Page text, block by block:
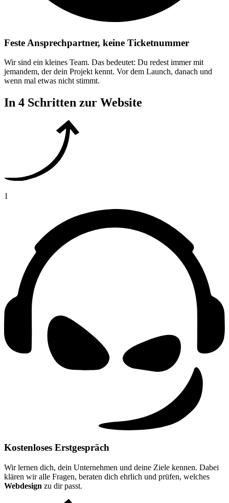
Feste Ansprechpartner, keine Ticketnummer
Wir sind ein kleines Team. Das bedeutet: Du redest immer mit
jemandem, der dein Projekt kennt. Vor dem Launch, danach und
wenn mal etwas nicht stimmt.
In 4 Schritten zur Website
1
Kostenloses Erstgespräch
Wir lernen dich, dein Unternehmen und deine Ziele kennen. Dabei
klären wir alle Fragen, beraten dich ehrlich und prüfen, welches
Webdesign zu dir passt.